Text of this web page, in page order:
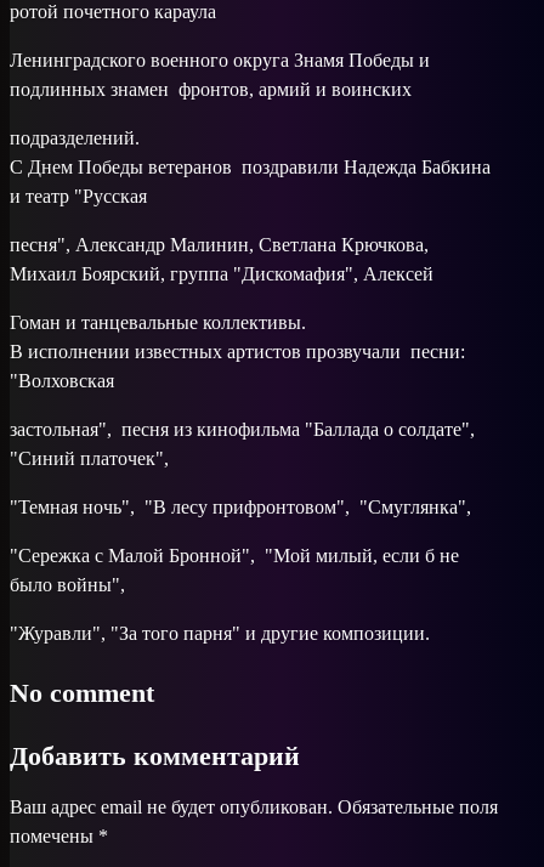
ротой почетного караула
Ленинградского военного округа Знамя Победы и
подлинных знамен фронтов, армий и воинских
подразделений.
С Днем Победы ветеранов поздравили Надежда Бабкина
и театр "Русская
песня", Александр Малинин, Светлана Крючкова,
Михаил Боярский, группа "Дискомафия", Алексей
Гоман и танцевальные коллективы.
В исполнении известных артистов прозвучали песни:
"Волховская
застольная", песня из кинофильма "Баллада о солдате",
"Синий платочек",
"Темная ночь", "В лесу прифронтовом", "Смуглянка",
"Сережка с Малой Бронной", "Мой милый, если б не
было войны",
"Журавли", "За того парня" и другие композиции.
No comment
Добавить комментарий
Ваш адрес email не будет опубликован. Обязательные поля
помечены *